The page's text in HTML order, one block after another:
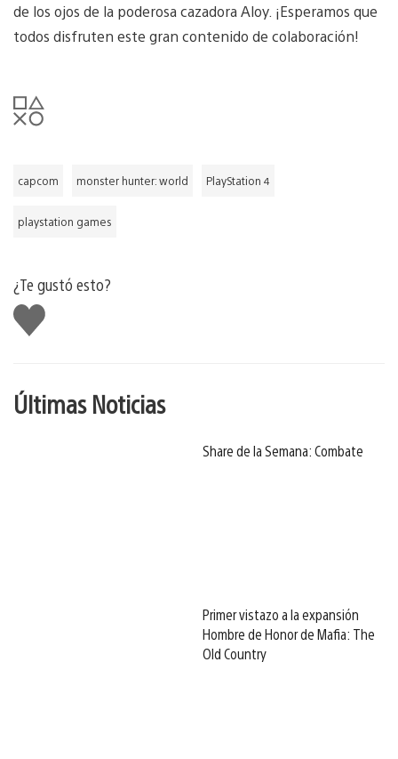
de los ojos de la poderosa cazadora Aloy. ¡Esperamos que
todos disfruten este gran contenido de colaboración!
capcom monster hunter: world PlayStation 4
playstation games
¿Te gustó esto?
Me
gusta
Últimas Noticias
Share de la Semana: Combate
Primer vistazo a la expansión
Hombre de Honor de Mafia: The
Old Country